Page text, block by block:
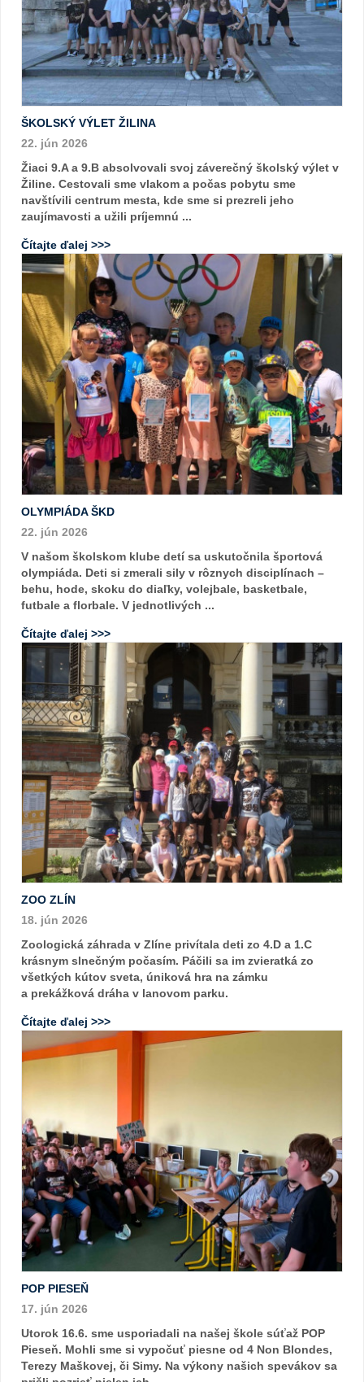
ŠKOLSKÝ VÝLET ŽILINA
22. jún 2026
Žiaci 9.A a 9.B absolvovali svoj záverečný školský výlet v
Žiline. Cestovali sme vlakom a počas pobytu sme
navštívili centrum mesta, kde sme si prezreli jeho
zaujímavosti a užili príjemnú ...
Čítajte ďalej >>>
OLYMPIÁDA ŠKD
22. jún 2026
V našom školskom klube detí sa uskutočnila športová
olympiáda. Deti si zmerali sily v rôznych disciplínach –
behu, hode, skoku do diaľky, volejbale, basketbale,
futbale a florbale. V jednotlivých ...
Čítajte ďalej >>>
ZOO ZLÍN
18. jún 2026
Zoologická záhrada v Zlíne privítala deti zo 4.D a 1.C
krásnym slnečným počasím. Páčili sa im zvieratká zo
všetkých kútov sveta, úniková hra na zámku
a prekážková dráha v lanovom parku.
Čítajte ďalej >>>
POP PIESEŇ
17. jún 2026
Utorok 16.6. sme usporiadali na našej škole súťaž POP
Pieseň. Mohli sme si vypočuť piesne od 4 Non Blondes,
Terezy Maškovej, či Simy. Na výkony našich spevákov sa